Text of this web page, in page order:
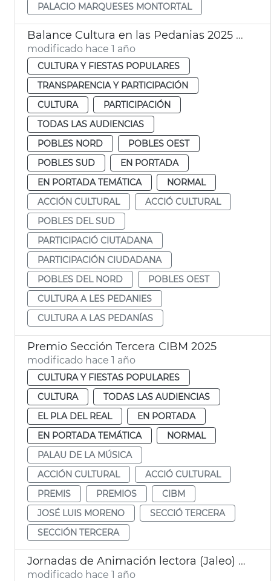
PALACIO MARQUESES MONTORTAL
Balance Cultura en las Pedanias 2025 Ayuntamiento València
modificado hace 1 año
CULTURA Y FIESTAS POPULARES
TRANSPARENCIA Y PARTICIPACIÓN
CULTURA
PARTICIPACIÓN
TODAS LAS AUDIENCIAS
POBLES NORD
POBLES OEST
POBLES SUD
EN PORTADA
EN PORTADA TEMÁTICA
NORMAL
ACCIÓN CULTURAL
ACCIÓ CULTURAL
POBLES DEL SUD
PARTICIPACIÓ CIUTADANA
PARTICIPACIÓN CIUDADANA
POBLES DEL NORD
POBLES OEST
CULTURA A LES PEDANIES
CULTURA A LAS PEDANÍAS
Premio Sección Tercera CIBM 2025
modificado hace 1 año
CULTURA Y FIESTAS POPULARES
CULTURA
TODAS LAS AUDIENCIAS
EL PLA DEL REAL
EN PORTADA
EN PORTADA TEMÁTICA
NORMAL
PALAU DE LA MÚSICA
ACCIÓN CULTURAL
ACCIÓ CULTURAL
PREMIS
PREMIOS
CIBM
JOSÉ LUIS MORENO
SECCIÓ TERCERA
SECCIÓN TERCERA
Jornadas de Animación lectora (Jaleo) en el TEM
modificado hace 1 año